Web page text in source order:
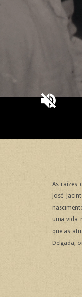
volume_off
As raízes
José
uma vida
que as
Delgada,